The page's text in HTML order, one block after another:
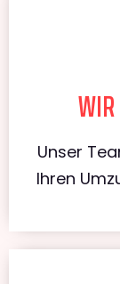
Unser
Ihren